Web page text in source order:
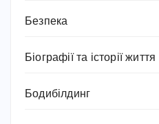
Безпека
Біографії та історії життя
Бодибілдинг